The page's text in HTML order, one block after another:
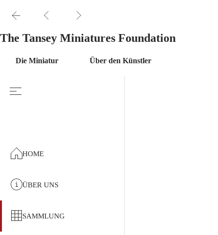
The Tansey Miniatures Foundation
Die Miniatur Über den Künstler
HOME
ÜBER UNS
SAMMLUNG